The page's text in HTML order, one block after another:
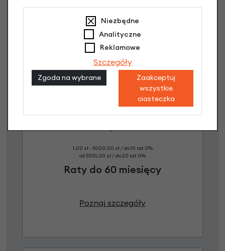
e-raty ?
1,00 zł - 5000,00 zł / do 10 rat 0%
od 5001,00 zł / do 20 rat 0%
Raty do 60 miesięcy
Poznaj szczegóły
Niezbędne
Analityczne
Reklamowe
Szczegóły
Zgoda na wybrane
Zaakceptuj
wszystkie
ciasteczka